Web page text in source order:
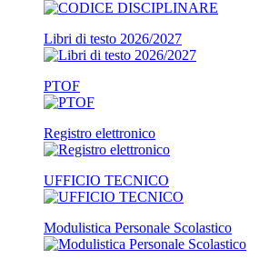
Libri di testo 2026/2027
PTOF
Registro elettronico
UFFICIO TECNICO
Modulistica Personale Scolastico